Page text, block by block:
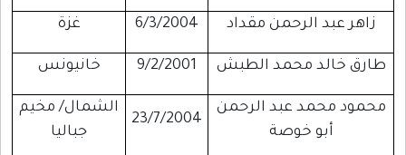
زاهر عبد الرحمن مقداد 6/3/2004 غزة
طارق خالد محمد الطبش 9/2/2001 خانيونس
محمود محمد عبد الرحمن
أبو خوصة
23/7/2004
الشمال/ مخيم
جباليا